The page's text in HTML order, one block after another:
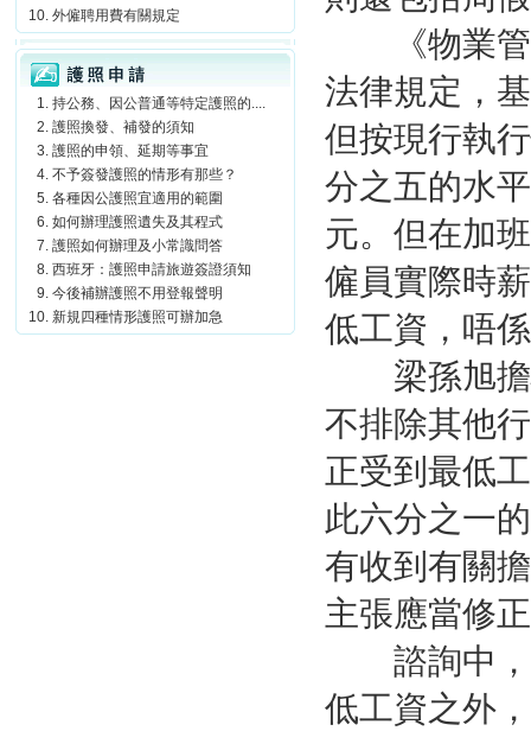
《物業管
法律規定，
但按現行執
分之五的水
元。但在加
僱員實際時
低工資，唔
梁孫旭擔
不排除其他
正受到最低
此六分之一
有收到有關
主張應當修
諮詢中，
低工資之外
外僱聘用費有關規定
護照申請
持公務、因公普通等特定護照的....
護照換發、補發的須知
護照的申領、延期等事宜
不予簽發護照的情形有那些？
各種因公護照宜適用的範圍
如何辦理護照遺失及其程式
護照如何辦理及小常識問答
西班牙：護照申請旅遊簽證須知
今後補辦護照不用登報聲明
新規四種情形護照可辦加急